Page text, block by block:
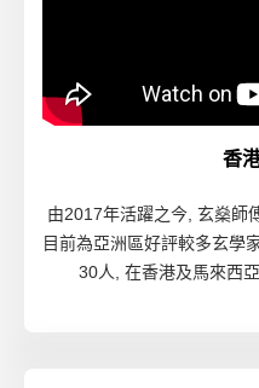
香
由2017年活躍之今, 玄燊師
目前為亞洲區好評較多玄學
30人, 在香港及馬來西